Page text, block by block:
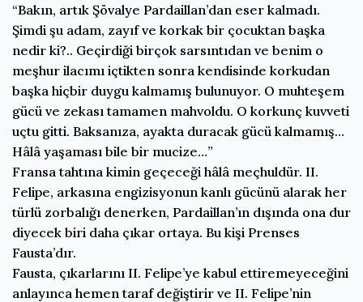
“Bakın, artık Şövalye Pardaillan’dan eser kalmadı.
Şimdi şu adam, zayıf ve korkak bir çocuktan başka
nedir ki?.. Geçirdiği birçok sarsıntıdan ve benim o
meşhur ilacımı içtikten sonra kendisinde korkudan
başka hiçbir duygu kalmamış bulunuyor. O muhteşem
gücü ve zekası tamamen mahvoldu. O korkunç kuvveti
uçtu gitti. Baksanıza, ayakta duracak gücü kalmamış…
Hâlâ yaşaması bile bir mucize…”
Fransa tahtına kimin geçeceği hâlâ meçhuldür. II.
Felipe, arkasına engizisyonun kanlı gücünü alarak her
türlü zorbalığı denerken, Pardaillan’ın dışında ona dur
diyecek biri daha çıkar ortaya. Bu kişi Prenses
Fausta’dır.
Fausta, çıkarlarını II. Felipe’ye kabul ettiremeyeceğini
anlayınca hemen taraf değiştirir ve II. Felipe’nin